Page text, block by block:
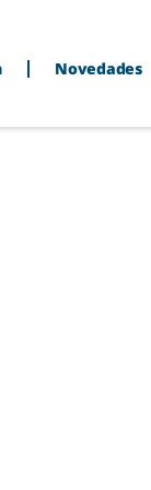
Novedades